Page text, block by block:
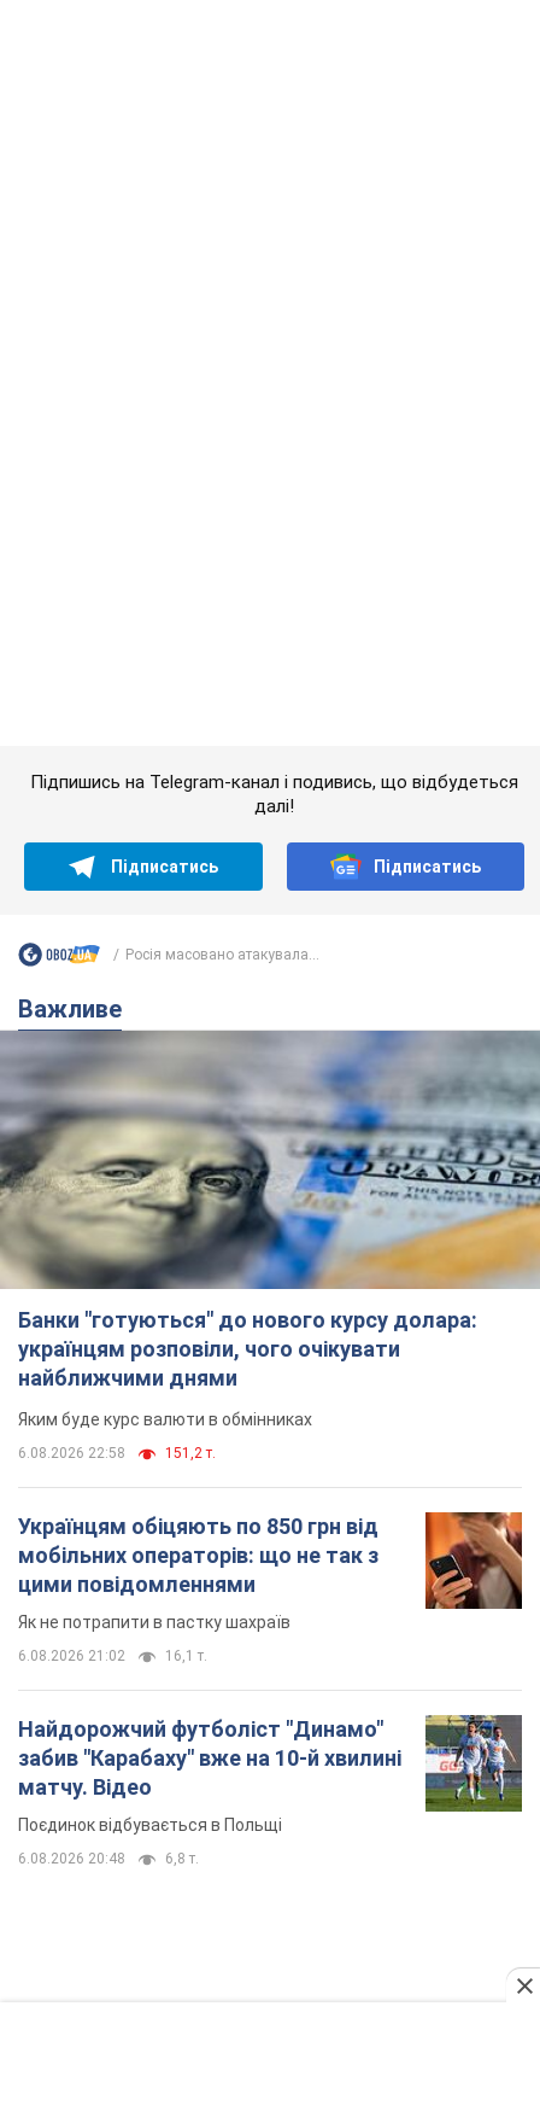
найближчими днями
Яким буде курс валюти в обмінниках
6.08.2026 22:58
мобільних операторів: що не так з
Як не потрапити в пастку шахраїв
Найдорожчий футболіст "Динамо"
забив "Карабаху" вже на 10-й хвилині
матчу. Відео
Поєдинок відбувається в Польщі
6.08.2026 20:48 6,8 т.
TOP NEWS